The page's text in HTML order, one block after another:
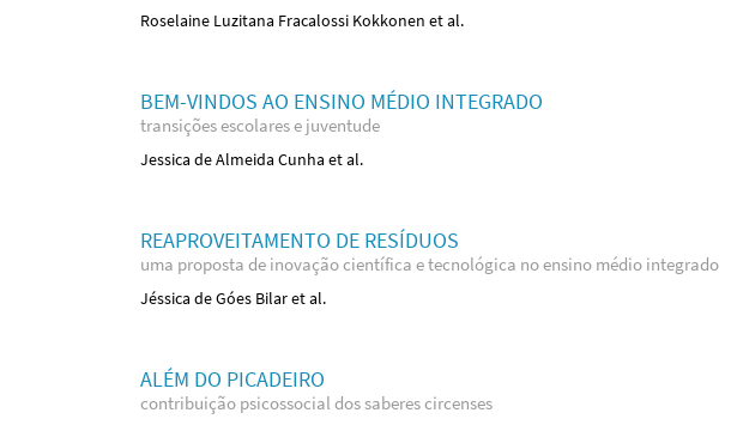
Roselaine Luzitana Fracalossi Kokkonen et al.
BEM-VINDOS AO ENSINO MÉDIO INTEGRADO
transições escolares e juventude
Jessica de Almeida Cunha et al.
REAPROVEITAMENTO DE RESÍDUOS
uma proposta de inovação científica e tecnológica no ensino médio integrado
Jéssica de Góes Bilar et al.
ALÉM DO PICADEIRO
contribuição psicossocial dos saberes circenses